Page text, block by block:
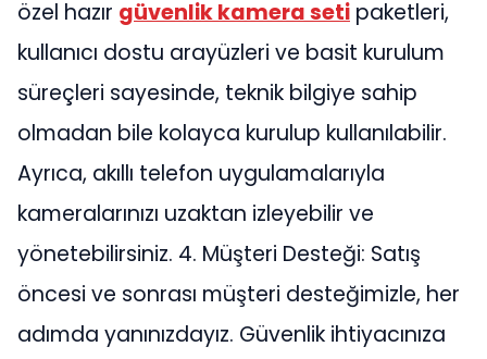
özel hazır güvenlik kamera seti paketleri,
kullanıcı dostu arayüzleri ve basit kurulum
süreçleri sayesinde, teknik bilgiye sahip
olmadan bile kolayca kurulup kullanılabilir.
Ayrıca, akıllı telefon uygulamalarıyla
kameralarınızı uzaktan izleyebilir ve
yönetebilirsiniz. 4. Müşteri Desteği: Satış
öncesi ve sonrası müşteri desteğimizle, her
adımda yanınızdayız. Güvenlik ihtiyacınıza